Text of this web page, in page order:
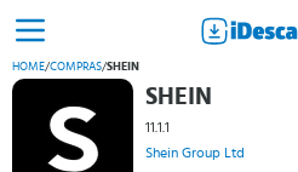
HOME/COMPRAS/SHEIN
SHEIN
11.1.1
Shein Group Ltd